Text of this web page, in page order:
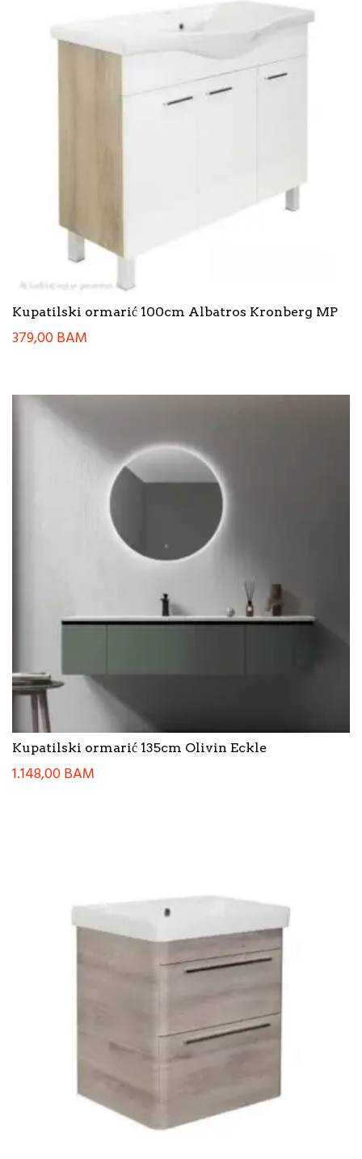
Kupatilski ormarić 100cm Albatros Kronberg MP
379,00BAM
Kupatilski ormarić 135cm Olivin Eckle
1.148,00BAM